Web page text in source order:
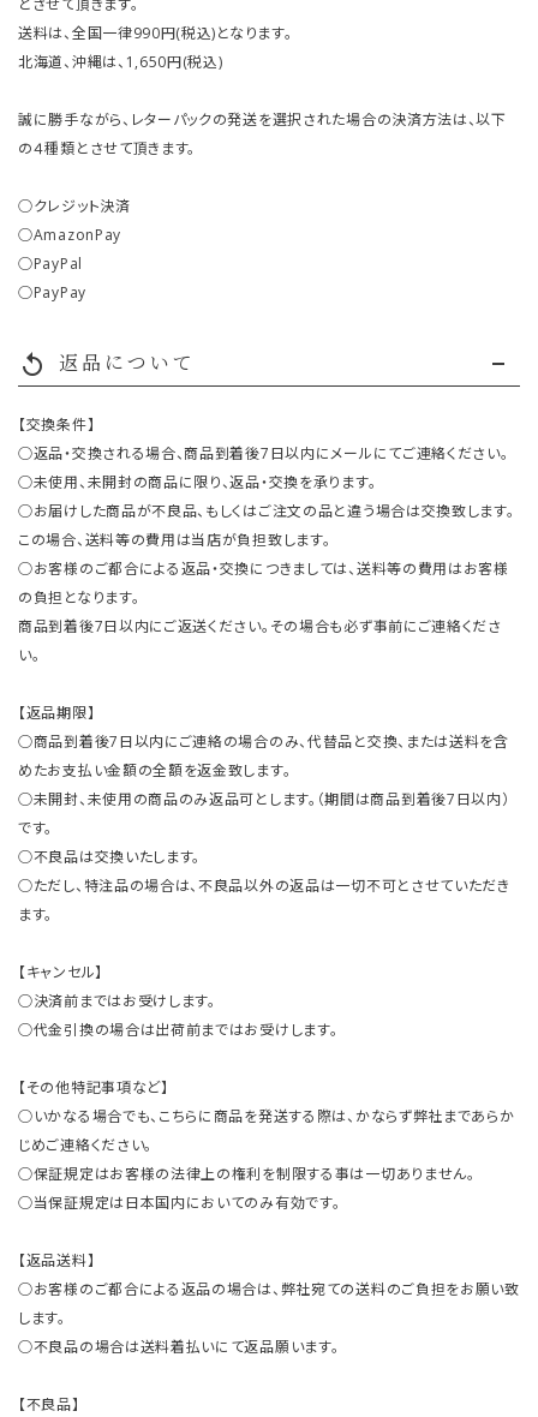
送料は、全国一律990円(税込)となります。
北海道、沖縄は、1,650円(税込)
誠に勝手ながら、レターパックの発送を選択された場合の決済方法は、以下
の４種類とさせて頂きます。
○クレジット決済
○AmazonPay
○PayPal
○PayPay
replay 返品について
【交換条件】
○返品・交換される場合、商品到着後7日以内にメールにてご連絡ください。
○未使用、未開封の商品に限り、返品・交換を承ります。
○お届けした商品が不良品、もしくはご注文の品と違う場合は交換致します。
この場合、送料等の費用は当店が負担致します。
○お客様のご都合による返品・交換につきましては、送料等の費用はお客様
の負担となります。
商品到着後7日以内にご返送ください。その場合も必ず事前にご連絡くださ
い。
【返品期限】
○商品到着後7日以内にご連絡の場合のみ、代替品と交換、または送料を含
めたお支払い金額の全額を返金致します。
○未開封、未使用の商品のみ返品可とします。（期間は商品到着後7日以内）
です。
○不良品は交換いたします。
○ただし、特注品の場合は、不良品以外の返品は一切不可とさせていただき
ます。
【キャンセル】
○決済前まではお受けします。
○代金引換の場合は出荷前まではお受けします。
【その他特記事項など】
○いかなる場合でも、こちらに商品を発送する際は、かならず弊社まであらか
じめご連絡ください。
○保証規定はお客様の法律上の権利を制限する事は一切ありません。
○当保証規定は日本国内においてのみ有効です。
【返品送料】
○お客様のご都合による返品の場合は、弊社宛ての送料のご負担をお願い致
します。
○不良品の場合は送料着払いにて返品願います。
【不良品】